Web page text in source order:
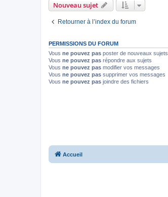
Nouveau sujet
Retourner à l’index du forum
PERMISSIONS DU FORUM
Vous ne pouvez pas poster de nouveaux sujets
Vous ne pouvez pas répondre aux sujets
Vous ne pouvez pas modifier vos messages
Vous ne pouvez pas supprimer vos messages
Vous ne pouvez pas joindre des fichiers
Accueil